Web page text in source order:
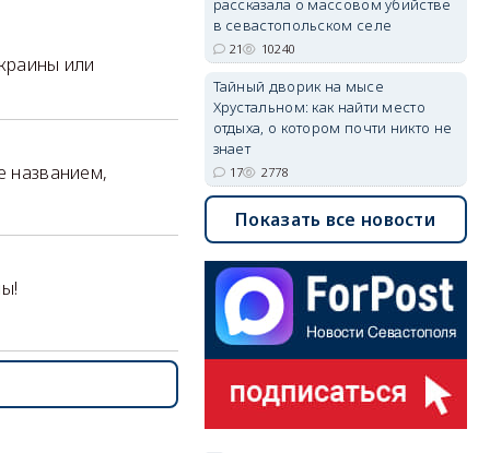
или
названием,
рассказала о массовом убийстве
в севастопольском селе
21 10240
Тайный дворик на мысе
Хрустальном: как найти место
отдыха, о котором почти никто не
знает
17 2778
Показать все новости